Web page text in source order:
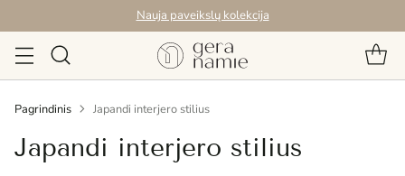
Nauja paveikslų kolekcija
Pagrindinis Japandi interjero stilius
Japandi interjero stilius